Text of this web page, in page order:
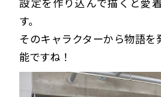
す。
そのキャラクターから物語を
能ですね！